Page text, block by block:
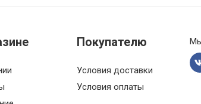
Покупателю
Условия доставки
Условия оплаты